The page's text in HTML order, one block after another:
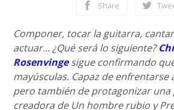
Share
Componer, tocar la guitarra,
actuar... ¿Qué será lo siguiente?
Rosenvingesigue confirmando
mayúsculas. Capaz de enfrentarse
pero también de protagonizar una
creadora de Un hombre rubio y